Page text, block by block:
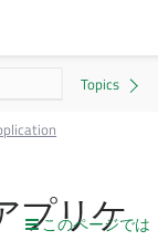
このページでは
プリケ